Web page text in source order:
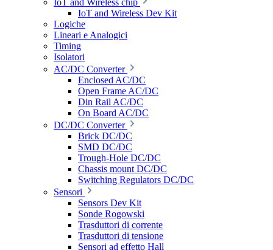
IoT and Wireless chip
IoT and Wireless Dev Kit
Logiche
Lineari e Analogici
Timing
Isolatori
AC/DC Converter
Enclosed AC/DC
Open Frame AC/DC
Din Rail AC/DC
On Board AC/DC
DC/DC Converter
Brick DC/DC
SMD DC/DC
Trough-Hole DC/DC
Chassis mount DC/DC
Switching Regulators DC/DC
Sensori
Sensors Dev Kit
Sonde Rogowski
Trasduttori di corrente
Trasduttori di tensione
Sensori ad effetto Hall